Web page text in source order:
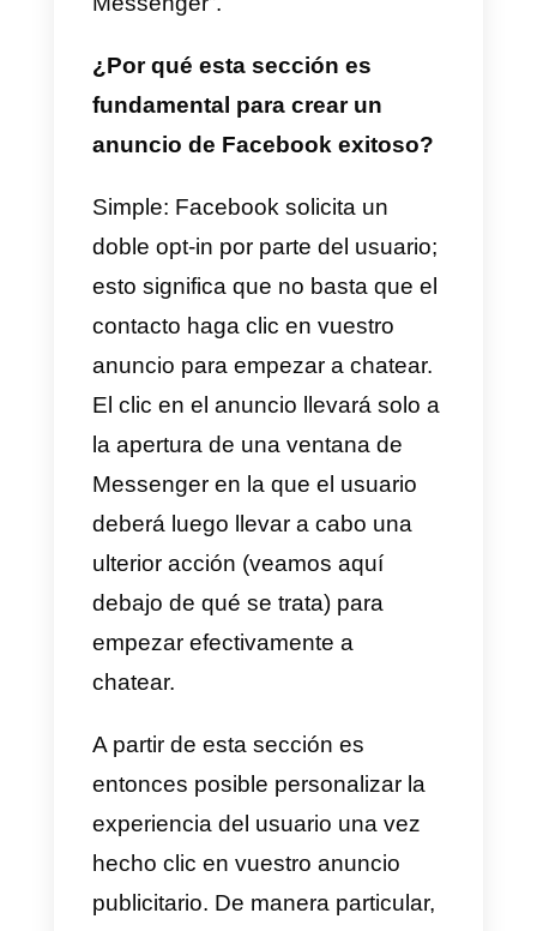
Messenger podría confundirlo y
no llevar eventualmente al inicio
de un nuevo chat (principalmente
opt-inque explicaremos
adelante en este artículo).
anuncio publicitario que
tenga como CTA el inicio
de un chat en Messenger